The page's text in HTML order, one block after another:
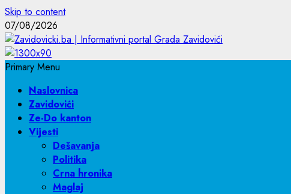
Skip to content
07/08/2026
Primary Menu
Naslovnica
Zavidovići
Ze-Do kanton
Vijesti
Dešavanja
Politika
Crna hronika
Maglaj